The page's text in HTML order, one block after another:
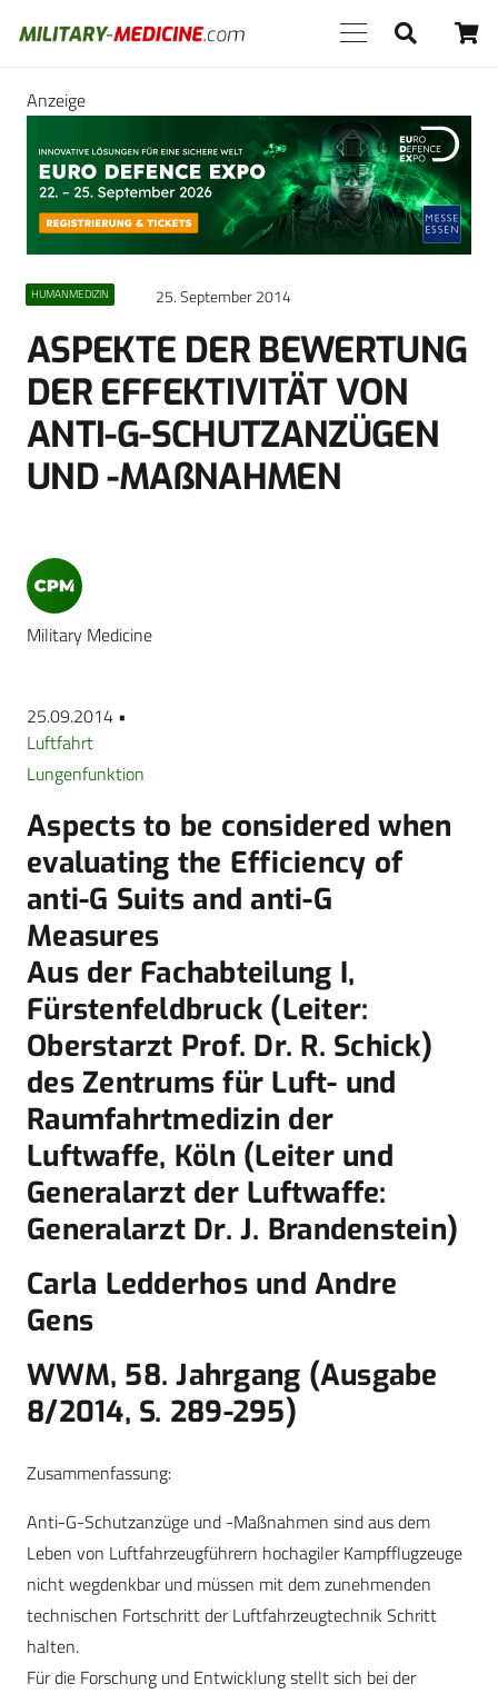
Anzeige
HUMANMEDIZIN 25. September 2014
ASPEKTE DER BEWERTUNG
DER EFFEKTIVITÄT VON
ANTI-G-SCHUTZANZÜGEN
UND -MAßNAHMEN
Military Medicine
25.09.2014 •
Luftfahrt
Lungenfunktion
Aspects to be considered when
evaluating the Efficiency of
anti-G Suits and anti-G
Measures
Aus der Fachabteilung I,
Fürstenfeldbruck (Leiter:
Oberstarzt Prof. Dr. R. Schick)
des Zentrums für Luft- und
Raumfahrtmedizin der
Luftwaffe, Köln (Leiter und
Generalarzt der Luftwaffe:
Generalarzt Dr. J. Brandenstein)
Carla Ledderhos und Andre
Gens
WWM, 58. Jahrgang (Ausgabe
8/2014, S. 289-295)
Zusammenfassung:
Anti-G-Schutzanzüge und -Maßnahmen sind aus dem
Leben von Luftfahrzeugführern hochagiler Kampfflugzeuge
nicht wegdenkbar und müssen mit dem zunehmenden
technischen Fortschritt der Luftfahrzeugtechnik Schritt
halten.
Für die Forschung und Entwicklung stellt sich bei der